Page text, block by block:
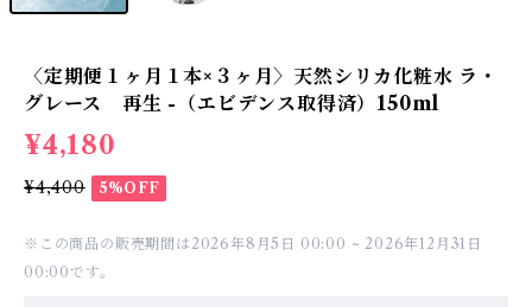
〈定期便１ヶ月１本×３ヶ月〉天然シリカ化粧水 ラ・
グレース 再生 -（エビデンス取得済）150ml
¥4,180
¥4,400 5%OFF
※この商品の販売期間は2026年8月5日 00:00 ~ 2026年12月31日
00:00です。